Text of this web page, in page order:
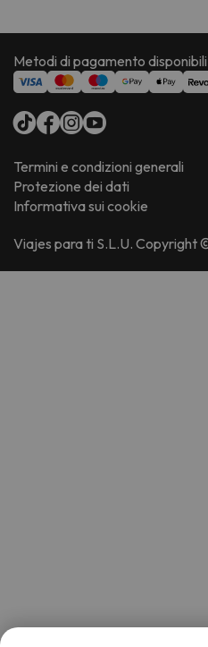
Metodi di pagamento disponibili
Termini e condizioni generali
Protezione dei dati
Informativa sui cookie
Viajes para ti S.L.U.